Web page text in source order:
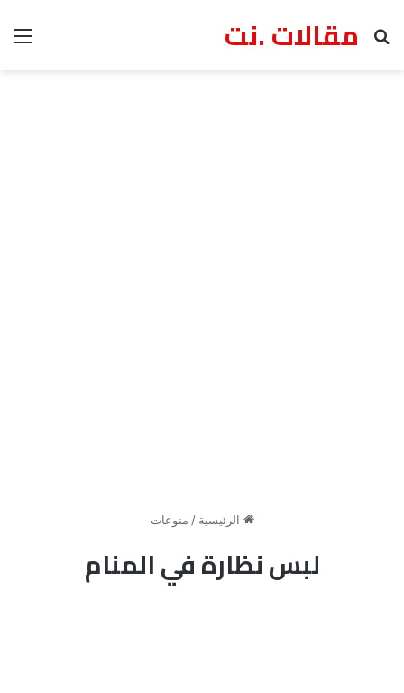
مقالات .نت
بحث عن
الرئيسية / منوعات
لبس نظارة في المنام